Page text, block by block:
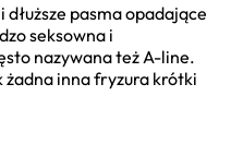
pasma opadające
seksowna i
nazywana też A-line.
żadna inna fryzura krótki